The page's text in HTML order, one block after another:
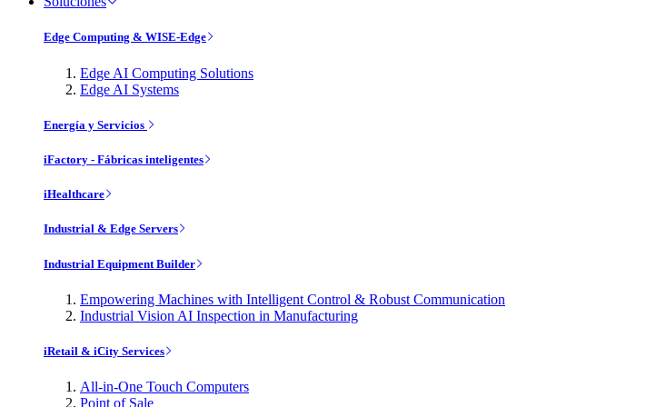
Edge Computing & WISE-Edge
Edge AI Computing Solutions
Edge AI Systems
Energía y Servicios
iFactory - Fábricas inteligentes
iHealthcare
Industrial & Edge Servers
Industrial Equipment Builder
Empowering Machines with Intelligent Control & Robust Communication
Industrial Vision AI Inspection in Manufacturing
iRetail & iCity Services
All-in-One Touch Computers
Point of Sale